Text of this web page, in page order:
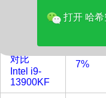
2009
单核性能
对比
Intel i9-
13900KF
7%
打开 哈